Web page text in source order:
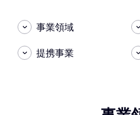
事業領域
提携事業